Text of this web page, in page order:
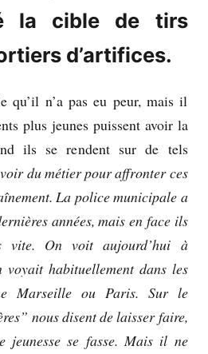
la cible de tirs
d’artifices.
n’a pas eu peur, mais il
plus jeunes puissent avoir la
ils se rendent sur de tels
du métier pour affronter ces
La police municipale a
années, mais en face ils
vite. On voit aujourd’hui à
voyait habituellement dans les
Marseille ou Paris. Sur le
nous disent de laisser faire,
jeunesse se fasse. Mais il ne